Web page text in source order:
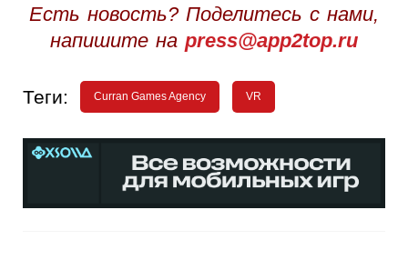
Есть новость? Поделитесь с нами,
напишите на press@app2top.ru
Теги: Curran Games Agency VR